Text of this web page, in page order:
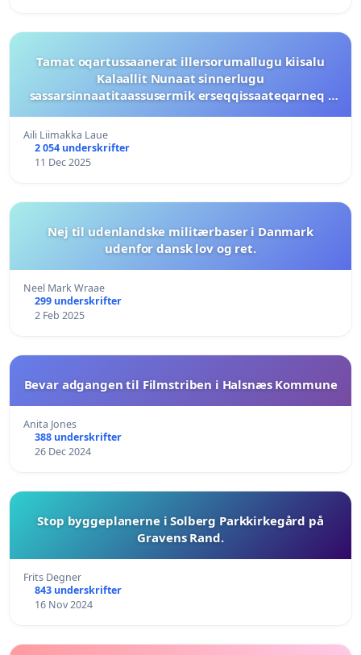
Tamat oqartussaanerat illersorumallugu kiisalu
Kalaallit Nunaat sinnerlugu
sassarsinnaatitaassusermik erseqqissaateqarneq -
hvem der repræsenterer Grønland
Aili Liimakka Laue
2 054 underskrifter
11 Dec 2025
Nej til udenlandske militærbaser i Danmark
udenfor dansk lov og ret.
Neel Mark Wraae
299 underskrifter
2 Feb 2025
Bevar adgangen til Filmstriben i Halsnæs Kommune
Anita Jones
388 underskrifter
26 Dec 2024
Stop byggeplanerne i Solberg Parkkirkegård på
Gravens Rand.
Frits Degner
843 underskrifter
16 Nov 2024